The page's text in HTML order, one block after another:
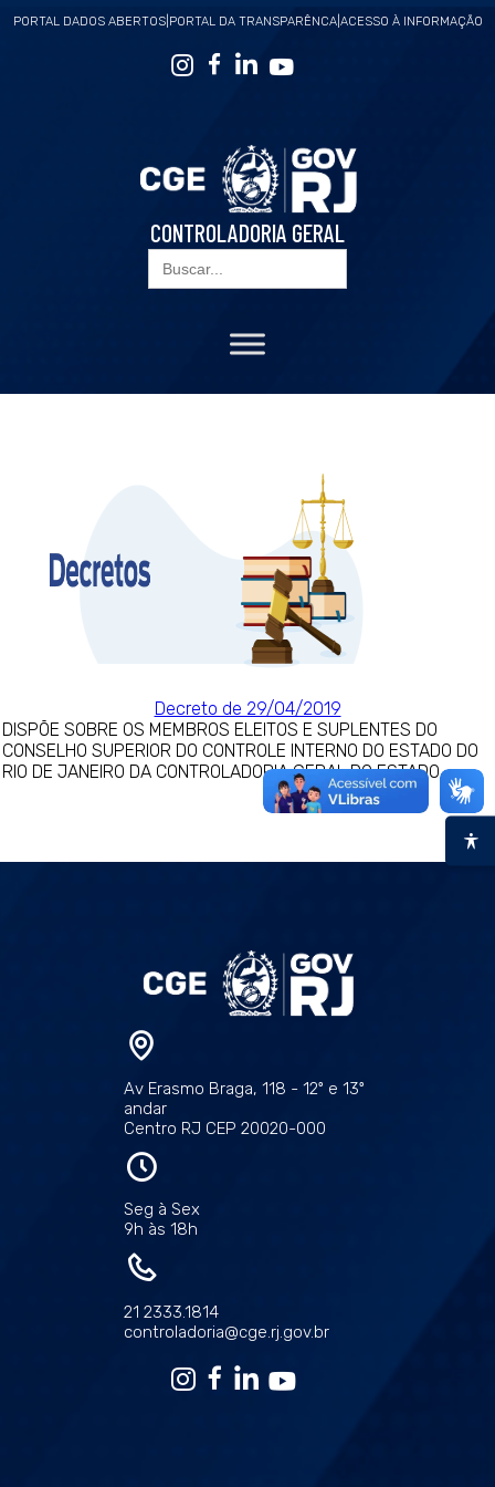
PORTAL DADOS ABERTOS| PORTAL DA TRANSPARÊNCA| ACESSO À INFORMAÇÃO
CONTROLADORIA GERAL
Search
for:
Decreto de 29/04/2019
DISPÕE SOBRE OS MEMBROS ELEITOS E SUPLENTES DO
CONSELHO SUPERIOR DO CONTROLE INTERNO DO ESTADO DO
RIO DE JANEIRO DA CONTROLADORIA GERAL DO ESTADO.
Av Erasmo Braga, 118 - 12º e 13º
andar
Centro RJ CEP 20020-000
Seg à Sex
9h às 18h
21 2333.1814
controladoria@cge.rj.gov.br